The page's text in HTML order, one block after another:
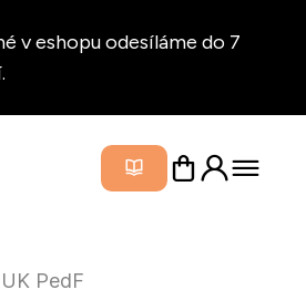
v eshopu odesíláme do 7
Zavřít
PedF